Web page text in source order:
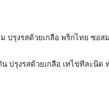
รุงรสด้วยเกลือ พริกไทย ซอส
ปรุงรสด้วยเกลือ เทไข่ทีละนิด